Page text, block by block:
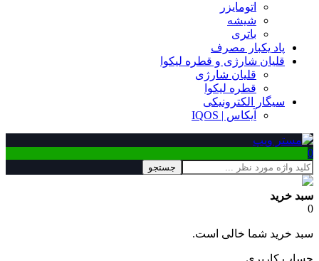
اتومایزر
شیشه
باتری
پاد یکبار مصرف
قلیان شارژی و قطره لیکوا
قلیان شارژی
قطره لیکوا
سیگار الکترونیکی
آیکاس | IQOS
0
جستجو
سبد خرید
0
سبد خرید شما خالی است.
حساب کاربری